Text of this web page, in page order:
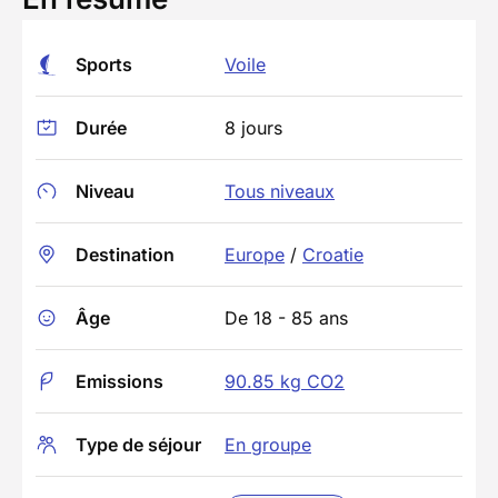
Sports Voile
Durée 8 jours
Niveau Tous niveaux
Destination Europe / Croatie
Âge De 18 - 85 ans
Emissions 90.85 kg CO2
Type de séjour En groupe